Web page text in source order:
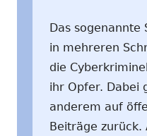
Das sogenannte
in mehreren
die
ihr Opfer. Dabei
anderem auf
Beiträge zurück.